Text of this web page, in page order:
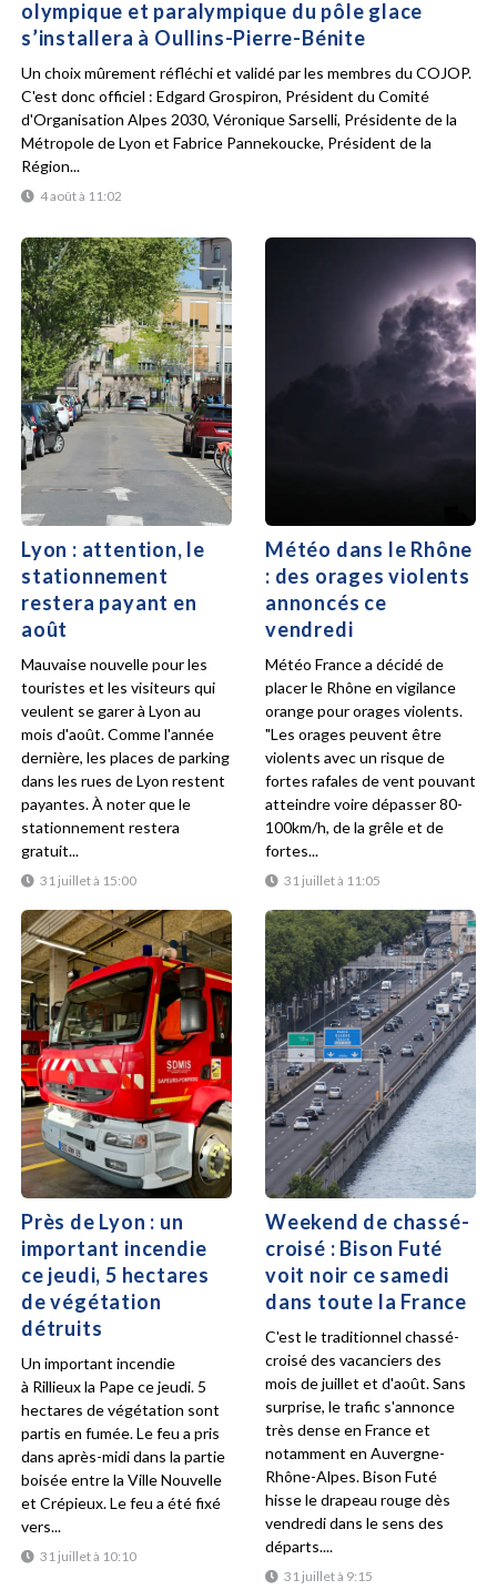
olympique et paralympique du pôle glace
s’installera à Oullins-Pierre-Bénite
4 août à 11:02
Un choix mûrement réfléchi et validé par les membres du COJOP.
C'est donc officiel : Edgard Grospiron, Président du Comité
d'Organisation Alpes 2030, Véronique Sarselli, Présidente de la
Métropole de Lyon et Fabrice Pannekoucke, Président de la
Région...
Lyon : attention, le
stationnement
restera payant en
août
31 juillet à 15:00
Mauvaise nouvelle pour les
touristes et les visiteurs qui
veulent se garer à Lyon au
mois d'août. Comme l'année
dernière, les places de parking
dans les rues de Lyon restent
payantes. À noter que le
stationnement restera
gratuit...
Météo dans le Rhône
: des orages violents
annoncés ce
vendredi
31 juillet à 11:05
Météo France a décidé de
placer le Rhône en vigilance
orange pour orages violents.
"Les orages peuvent être
violents avec un risque de
fortes rafales de vent pouvant
atteindre voire dépasser 80-
100km/h, de la grêle et de
fortes...
Près de Lyon : un
important incendie
ce jeudi, 5 hectares
de végétation
détruits
31 juillet à 10:10
Un important incendie
à Rillieux la Pape ce jeudi. 5
hectares de végétation sont
partis en fumée. Le feu a pris
dans après-midi dans la partie
boisée entre la Ville Nouvelle
et Crépieux. Le feu a été fixé
vers...
Weekend de chassé-
croisé : Bison Futé
voit noir ce samedi
dans toute la France
31 juillet à 9:15
C'est le traditionnel chassé-
croisé des vacanciers des
mois de juillet et d'août. Sans
surprise, le trafic s'annonce
très dense en France et
notamment en Auvergne-
Rhône-Alpes. Bison Futé
hisse le drapeau rouge dès
vendredi dans le sens des
départs....